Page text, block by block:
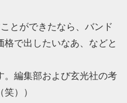
とができたなら、バンド
格で出したいなあ、などと
。編集部および玄光社の考
））